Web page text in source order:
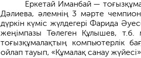
Еркетай Иманбай —
Дәлиева, әлемнің 3 мәрте
дүркін күміс жүлдегері Фарида
жеңімпазы Төлеген Құлышев,
тоғызқұмалақтың компьютерлік
ойлап тауып, «Құмалақ санау